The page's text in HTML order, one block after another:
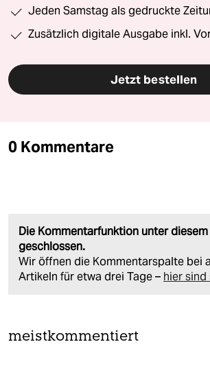
Jeden Samstag als gedruckte
Zusätzlich digitale Ausgabe inkl.
Jetzt bestellen
0 Kommentare
Die Kommentarfunktion unter
geschlossen.
Wir öffnen die Kommentarspalte bei
Artikeln für etwa drei Tage – hier sind
meistkommentiert